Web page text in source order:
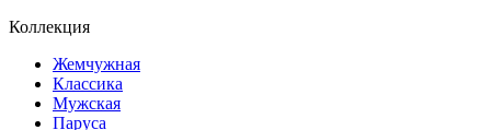
Коллекция
Жемчужная
Классика
Мужская
Паруса